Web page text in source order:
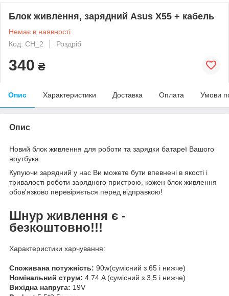
Блок живлення, зарядний Asus X55 + кабель
Немає в наявності
Код: CH_2
Роздріб
340 ₴
Опис Характеристики Доставка Оплата Умови
Опис
Новий блок живлення для роботи та зарядки батареї Вашого
ноутбука.
Купуючи зарядний у нас Ви можете бути впевнені в якості і
тривалості роботи зарядного пристрою, кожен блок живлення
обов'язково перевіряється перед відправкою!
Шнур живлення є -
безкоштовно!!!
Характеристики харчування:
Споживана потужність: 90w(сумісний з 65 і нижче)
Номінальний струм: 4.74 A (сумісний з 3,5 і нижче)
Вихідна напруга: 19V